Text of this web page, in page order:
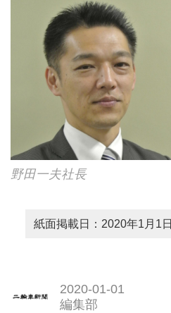
野田一夫社長
紙面掲載日：2020年1月1日
2020-01-01
編集部